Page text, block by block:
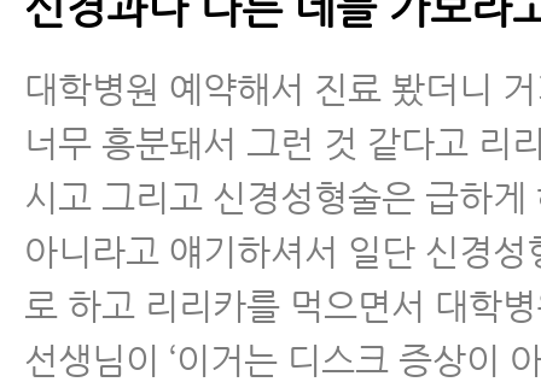
대학병원 예약해서 진료 봤더니
너무 흥분돼서 그런 것 같다고 리
시고 그리고 신경성형술은 급하게
아니라고 얘기하셔서 일단 신경성
로 하고 리리카를 먹으면서 대학
선생님이 ‘이거는 디스크 증상이